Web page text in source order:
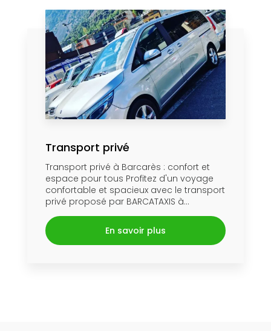
Transport privé
Transport privé à Barcarès : confort et
espace pour tous Profitez d'un voyage
confortable et spacieux avec le transport
privé proposé par BARCATAXIS à...
En savoir plus